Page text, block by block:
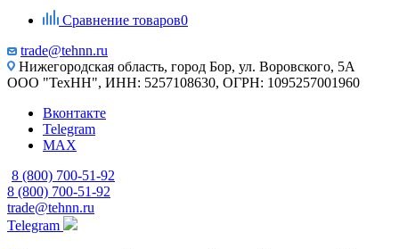
Сравнение товаров0
trade@tehnn.ru
Нижегородская область, город Бор, ул. Воровского, 5А
ООО "ТехНН", ИНН: 5257108630, ОГРН: 1095257001960
Вконтакте
Telegram
MAX
8 (800) 700-51-92
8 (800) 700-51-92
trade@tehnn.ru
Telegram